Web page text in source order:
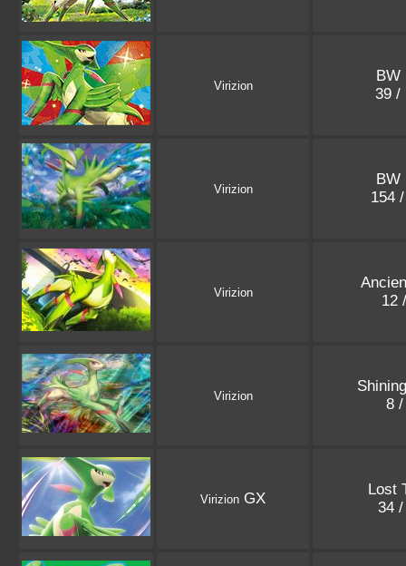
Virizion
BW
39 /
Virizion
BW
154
Virizion
12
Virizion
8
Virizion GX
Lost
34